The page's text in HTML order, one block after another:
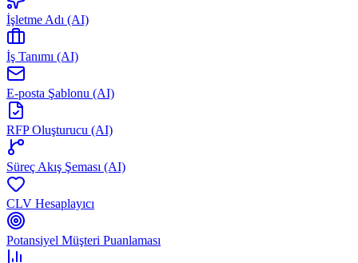
İşletme Adı (AI)
İş Tanımı (AI)
E-posta Şablonu (AI)
RFP Oluşturucu (AI)
Süreç Akış Şeması (AI)
CLV Hesaplayıcı
Potansiyel Müşteri Puanlaması